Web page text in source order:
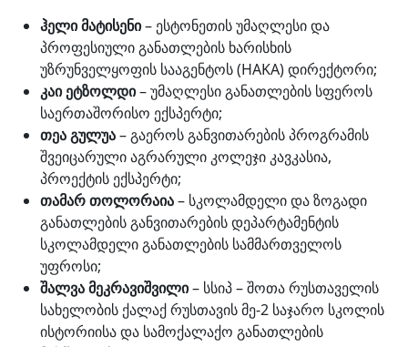
ჰელი მატისენი– ესტონეთის უმაღლესი და
პროფესიული განათლების ხარისხის
უზრუნველყოფის სააგენტოს (HAKA) დირექტორი;
კაი ეტზოლდი– უმაღლესი განათლების სფეროს
საერთაშორისო ექსპერტი;
თეა გულუა– გაეროს განვითარების პროგრამის
შვეიცარული აგრარული კოლეჯი კავკასია,
პროექტის ექსპერტი;
თამარ თოლორაია– სკოლამდელი და ზოგადი
განათლების განვითარების დეპარტამენტის
სკოლამდელი განათლების სამმართველოს
უფროსი;
შალვა მეკრავიშვილი– სსიპ – შოთა რუსთაველის
სახელობის ქალაქ რუსთავის მე-2 საჯარო სკოლის
ისტორიისა და სამოქალაქო განათლების